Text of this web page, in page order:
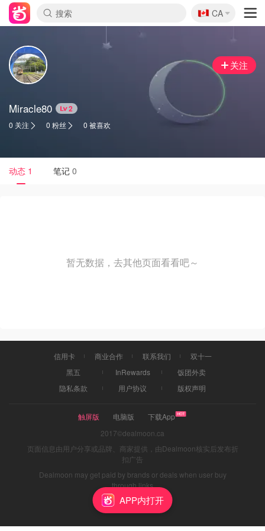
🇨🇦
CA
关注
Miracle80 2
0 关注 0 粉丝 0 被喜欢
动态 1 笔记 0
暂无数据，去其他页面看看吧～
APP内打开
信用卡 商业合作 联系我们
双十一
黑五
InRewards
饭团外卖
隐私条款
用户协议 版权声明
触屏版 电脑版
下载App
2017©dealmoon.ca
页面信息由用户分享或品牌、商家提供，由Dealmoon核实后发布折
扣广告
Dealmoon may get paid by brands or deals when user buy
through links